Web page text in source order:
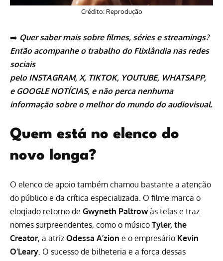
Crédito: Reprodução
➡️ Quer saber mais sobre filmes, sériese streamings?
Então acompanhe o trabalho do Flixlândianas redes
sociais
pelo INSTAGRAM, X, TIKTOK, YOUTUBE, WHATSAPP,
e GOOGLE NOTÍCIAS, e não perca nenhuma
informação sobre o melhor do mundo do audiovisual.
Quem está no elenco do
novo longa?
O elenco de apoio também chamou bastante a atenção
do público e da crítica especializada. O filme marca o
elogiado retorno de Gwyneth Paltrowàs telas e traz
nomes surpreendentes, como o músico Tyler, the
Creator, a atriz Odessa A’zion e o empresário Kevin
O’Leary. O sucesso de bilheteria e a força dessas